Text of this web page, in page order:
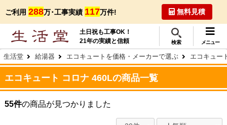
ご利用 288万･工事実績 117万件! 無料見積
土日祝も工事OK！
21年の実績と信頼
検索 メニュー
生活堂 給湯器 エコキュートを価格・メーカーで選ぶ エコキュー
エコキュート コロナ 460Lの商品一覧
55件の商品が見つかりました